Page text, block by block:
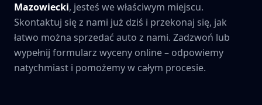
Mazowiecki, jesteś we właściwym miejscu.
Skontaktuj się z nami już dziś i przekonaj się, jak
łatwo można sprzedać auto z nami. Zadzwoń lub
wypełnij formularz wyceny online – odpowiemy
natychmiast i pomożemy w całym procesie.